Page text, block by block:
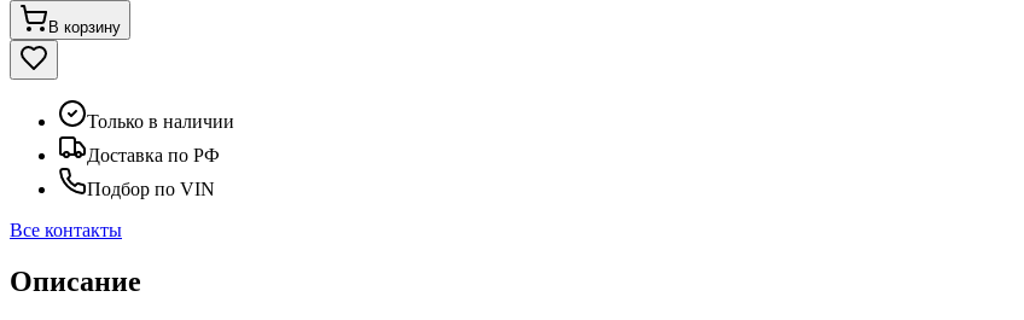
В корзину
Только в наличии
Доставка по РФ
Подбор по VIN
Все контакты
Описание